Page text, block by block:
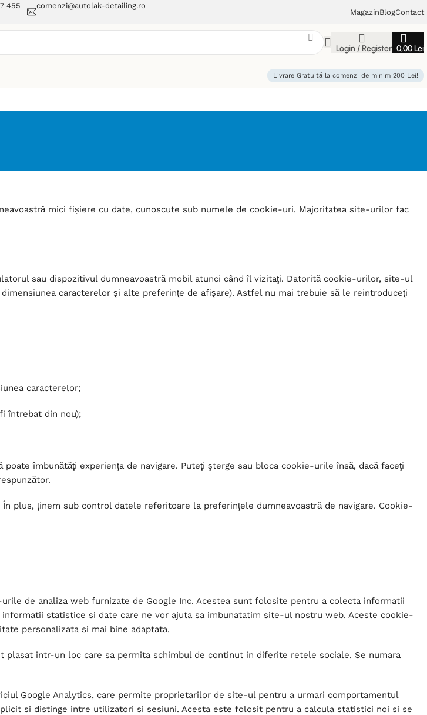
455 comenzi@autolak-detailing.ro
MagazinBlogContact
Login / Register 0,00Lei
Livrare Gratuită la comenzi de minim 200 Lei!
mici fișiere cu date, cunoscute sub numele de cookie-uri. Majoritatea site-urilor fac
sau dispozitivul dumneavoastră mobil atunci când îl vizitaţi. Datorită cookie-urilor, site-ul
caracterelor şi alte preferinţe de afişare). Astfel nu mai trebuie să le reintroduceţi
caracterelor;
întrebat din nou);
îmbunătăţi experienţa de navigare. Puteţi şterge sau bloca cookie-urile însă, dacă faceţi
plus, ţinem sub control datele referitoare la preferinţele dumneavoastră de navigare. Cookie-
de analiza web furnizate de Google Inc. Acestea sunt folosite pentru a colecta informatii
statistice si date care ne vor ajuta sa imbunatatim site-ul nostru web. Aceste cookie-
personalizata si mai bine adaptata.
plasat intr-un loc care sa permita schimbul de continut in diferite retele sociale. Se numara
Google Analytics, care permite proprietarilor de site-ul pentru a urmari comportamentul
si distinge intre utilizatori si sesiuni. Acesta este folosit pentru a calcula statistici noi si se